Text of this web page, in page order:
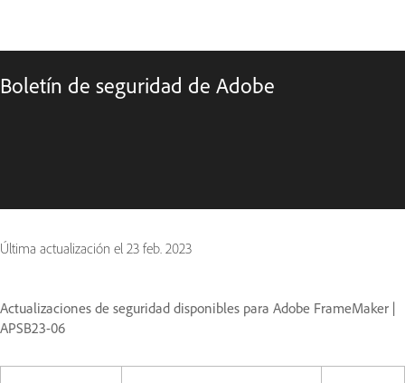
Boletín de seguridad de Adobe
Última actualización el 23 feb. 2023
Actualizaciones de seguridad disponibles para Adobe FrameMaker |
APSB23-06